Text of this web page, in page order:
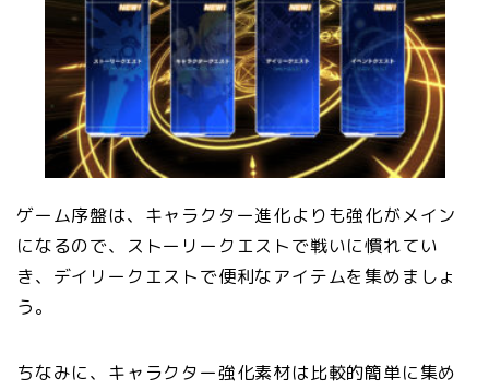
ゲーム序盤は、キャラクター進化よりも強化がメイン
になるので、ストーリークエストで戦いに慣れてい
き、デイリークエストで便利なアイテムを集めましょ
う。
ちなみに、キャラクター強化素材は比較的簡単に集め